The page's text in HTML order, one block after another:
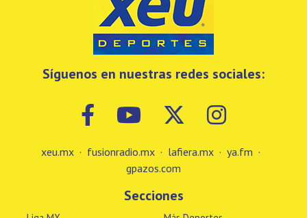
Síguenos en nuestras redes sociales:
xeu.mx · fusionradio.mx · lafiera.mx · ya.fm ·
gpazos.com
Secciones